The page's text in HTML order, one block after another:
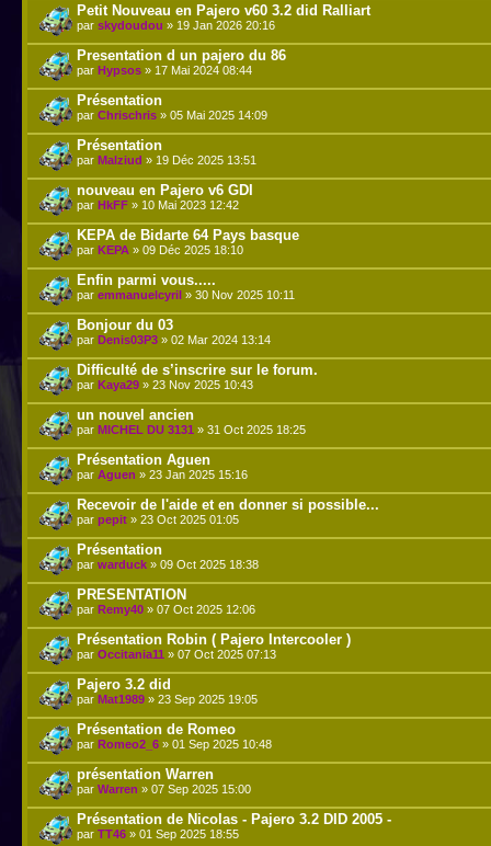
Petit Nouveau en Pajero v60 3.2 did Ralliart
par skydoudou » 19 Jan 2026 20:16
Presentation d un pajero du 86
par Hypsos » 17 Mai 2024 08:44
Présentation
par Chrischris » 05 Mai 2025 14:09
Présentation
par Malziud » 19 Déc 2025 13:51
nouveau en Pajero v6 GDI
par HkFF » 10 Mai 2023 12:42
KEPA de Bidarte 64 Pays basque
par KEPA » 09 Déc 2025 18:10
Enfin parmi vous.....
par emmanuelcyril » 30 Nov 2025 10:11
Bonjour du 03
par Denis03P3 » 02 Mar 2024 13:14
Difficulté de s’inscrire sur le forum.
par Kaya29 » 23 Nov 2025 10:43
un nouvel ancien
par MICHEL DU 3131 » 31 Oct 2025 18:25
Présentation Aguen
par Aguen » 23 Jan 2025 15:16
Recevoir de l'aide et en donner si possible...
par pepit » 23 Oct 2025 01:05
Présentation
par warduck » 09 Oct 2025 18:38
PRESENTATION
par Remy40 » 07 Oct 2025 12:06
Présentation Robin ( Pajero Intercooler )
par Occitania11 » 07 Oct 2025 07:13
Pajero 3.2 did
par Mat1989 » 23 Sep 2025 19:05
Présentation de Romeo
par Romeo2_6 » 01 Sep 2025 10:48
présentation Warren
par Warren » 07 Sep 2025 15:00
Présentation de Nicolas - Pajero 3.2 DID 2005 -
par TT46 » 01 Sep 2025 18:55